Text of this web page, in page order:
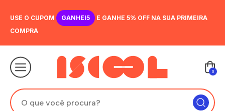
USE O CUPOM GANHEI5
E GANHE 5% OFF NA SUA PRIMEIRA
COMPRA
0